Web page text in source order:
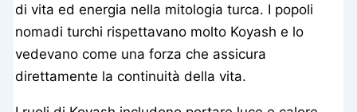
di vita ed energia nella mitologia turca. I popoli
nomadi turchi rispettavano molto Koyash e lo
vedevano come una forza che assicura
direttamente la continuità della vita.